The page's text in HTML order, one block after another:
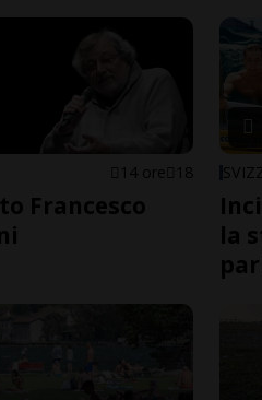
14 ore 18
Francesco
la